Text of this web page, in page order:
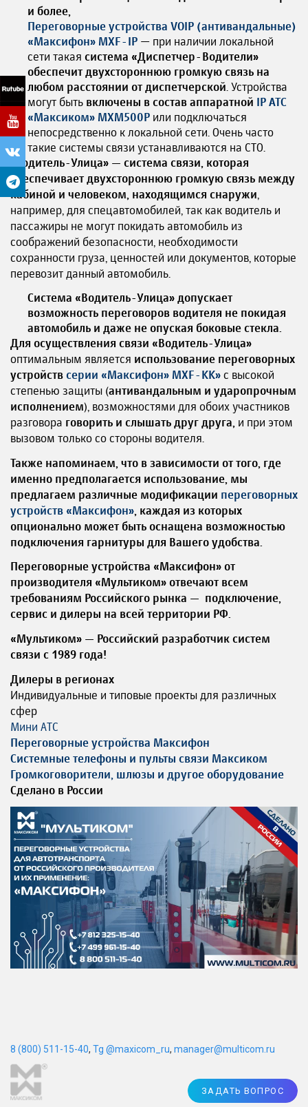
и более,
Переговорные устройства VOIP (антивандальные)
«Максифон» MXF-IP — при наличии локальной
сети такая система «Диспетчер-Водители»
обеспечит двухстороннюю громкую связь на
любом расстоянии от диспетчерской . Устройства
могут быть включены в состав аппаратной IP АТС
«Максиком» MXM500P или подключаться
непосредственно к локальной сети. Очень часто
такие системы связи устанавливаются на СТО.
Водитель-Улица» — система связи, которая
обеспечивает двухстороннюю громкую связь между
кабиной и человеком, находящимся снаружи
например, для спецавтомобилей, так как водитель и
пассажиры не могут покидать автомобиль из
соображений безопасности, необходимости
сохранности груза, ценностей или документов, которые
перевозит данный автомобиль.
Система «Водитель-Улица» допускает
возможность переговоров водителя не покидая
автомобиль и даже не опуская боковые стекла.
Для осуществления связи «Водитель-Улица»
оптимальным является использование переговорных
устройств серии «Максифон» MXF-KK» с высокой
степенью защиты (антивандальным и ударопрочным
исполнением), возможностями для обоих участников
разговора говорить и слышать друг друга, и при этом
вызовом только со стороны водителя.
Также напоминаем, что в зависимости от того, где
именно предполагается использование, мы
предлагаем различные модификации переговорных
устройств «Максифон» , каждая из которых
опционально может быть оснащена возможностью
подключения гарнитуры для Вашего удобства.
Переговорные устройства «Максифон» от
производителя «Мультиком» отвечают всем
требованиям Российского рынка — подключение,
сервис и дилеры на всей территории РФ.
«Мультиком» — Российский разработчик систем
связи с 1989 года!
Дилеры в регионах
Индивидуальные и типовые проекты для различных
сфер
Мини АТС
Переговорные устройства Максифон
Системные телефоны и пульты связи Максиком
Громкоговорители, шлюзы и другое оборудование
Сделано в России
ЗАДАТЬ ВОПРОС
8 (800) 511-15-40, Tg @maxicom_ru, manager@multicom.ru